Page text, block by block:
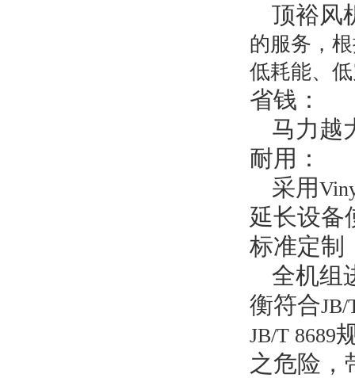
顶裕风
的服务，
低耗能、
省钱：
马力越
耐用：
采用
延长设备
标准定制
全机组
衡符合JB/
JB/T 8689
之危险，